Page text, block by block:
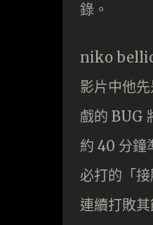
錄。
niko bellic
影片中他
戲的 BUG
約 40 分鐘
必打的「
連續打敗